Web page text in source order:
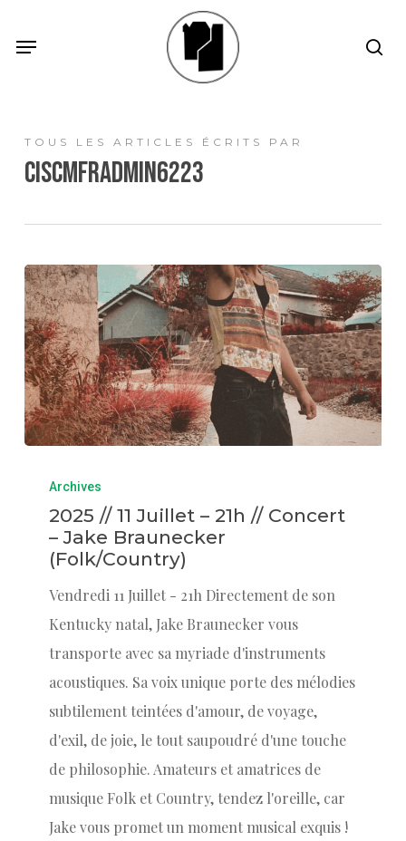
Menu
TOUS LES ARTICLES ÉCRITS PAR
ciscmfradmin6223
Archives
2025 // 11 Juillet – 21h // Concert
– Jake Braunecker
(Folk/Country)
Vendredi 11 Juillet - 21h Directement de son
Kentucky natal, Jake Braunecker vous
transporte avec sa myriade d'instruments
acoustiques. Sa voix unique porte des mélodies
subtilement teintées d'amour, de voyage,
d'exil, de joie, le tout saupoudré d'une touche
de philosophie. Amateurs et amatrices de
musique Folk et Country, tendez l'oreille, car
Jake vous promet un moment musical exquis !
Menu